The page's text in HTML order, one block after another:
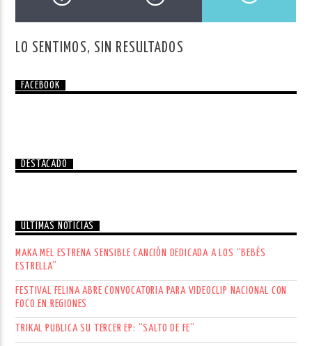
LO SENTIMOS, SIN RESULTADOS
FACEBOOK
DESTACADO
ÚLTIMAS NOTICIAS
MAKA MEL ESTRENA SENSIBLE CANCIÓN DEDICADA A LOS “BEBÉS
ESTRELLA”
FESTIVAL FELINA ABRE CONVOCATORIA PARA VIDEOCLIP NACIONAL CON
FOCO EN REGIONES
TRIKAL PUBLICA SU TERCER EP: “SALTO DE FE”